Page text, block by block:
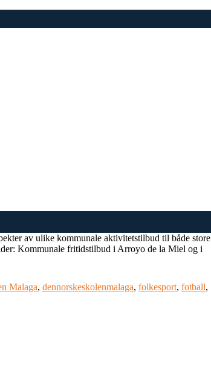
av ulike kommunale aktivitetstilbud til både store
Kommunale fritidstilbud i Arroyo de la Miel og i
Malaga, dennorskeskolenmalaga, folkesport, fotball,